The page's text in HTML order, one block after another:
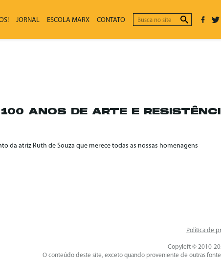
JORNAL ESCOLA MARX CONTATO
ANOS DE ARTE E
da atriz Ruth de Souza que merece todas as nossas homenagens
Política de
Copyleft © 2010-
O conteúdo deste site, exceto quando proveniente de outras